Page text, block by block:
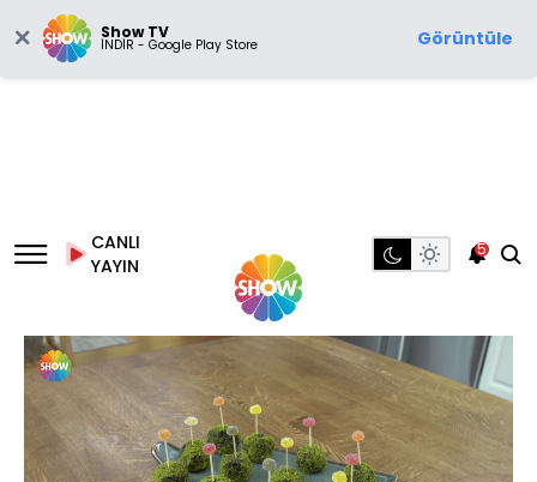
Show TV
İNDİR - Google Play Store Görüntüle
CANLI
YAYIN
5